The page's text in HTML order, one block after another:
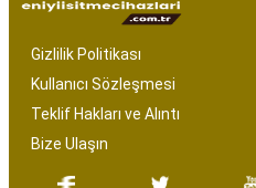
Gizlilik Politikası
Kullanıcı Sözleşmesi
Teklif Hakları ve Alıntı
Bize Ulaşın